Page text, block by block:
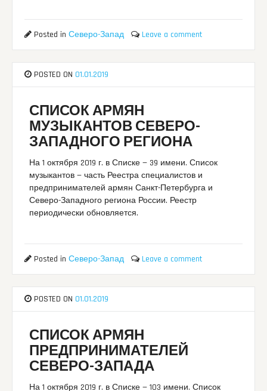
Posted inСеверо-Запад Leave a comment
POSTED ON 01.01.2019
СПИСОК АРМЯН
МУЗЫКАНТОВ СЕВЕРО-
ЗАПАДНОГО РЕГИОНА
На 1 октября 2019 г. в Списке — 39 имени. Список
музыкантов — часть Реестра специалистов и
предпринимателей армян Санкт-Петербурга и
Северо-Западного региона России. Реестр
периодически обновляется.
Posted inСеверо-Запад Leave a comment
POSTED ON 01.01.2019
СПИСОК АРМЯН
ПРЕДПРИНИМАТЕЛЕЙ
СЕВЕРО-ЗАПАДА
На 1 октября 2019 г. в Списке — 103 имени. Список